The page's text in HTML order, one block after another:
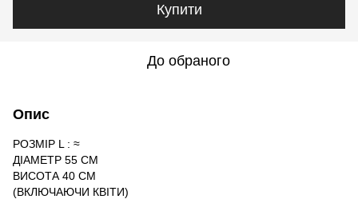
Купити
До обраного
Опис
РОЗМІР L : ≈
ДІАМЕТР 55 СМ
ВИСОТА 40 СМ
(ВКЛЮЧАЮЧИ КВІТИ)